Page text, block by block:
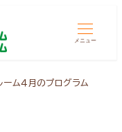
メニュー
ーム４月のプログラム